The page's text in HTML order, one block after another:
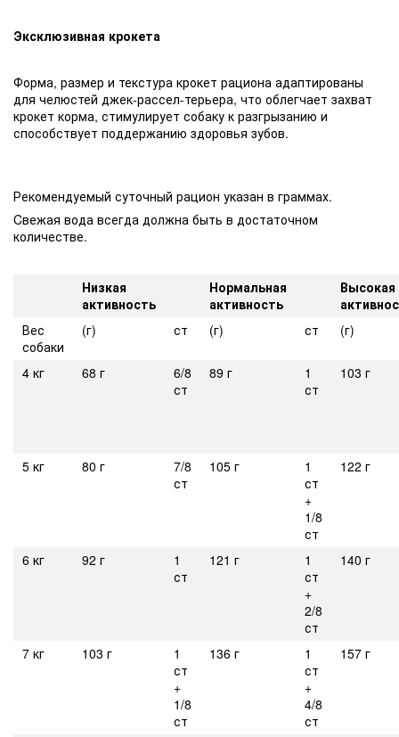
Эксклюзивная крокета
Форма, размер и текстура крокет рациона адаптированы
для челюстей джек-рассел-терьера, что облегчает захват
крокет корма, стимулирует собаку к разгрызанию и
способствует поддержанию здоровья зубов.
Рекомендуемый суточный рацион указан в граммах.
Cвежая вода всегда должна быть в достаточном
количестве.
Низкая
активность
Нормальная
активность
Высокая
Вес
собаки
(г) ст (г) ст (г)
4 кг 68 г
6/8
ст
89 г
1
ст
103 г
5 кг 80 г
7/8
ст
105 г
1
ст
+
1/8
ст
122 г
6 кг 92 г
1
ст
121 г
1
ст
+
2/8
ст
140 г
7 кг 103 г
1
ст
+
1/8
ст
136 г
1
ст
+
4/8
ст
157 г